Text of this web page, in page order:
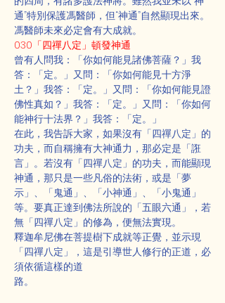
通”特別保護馮醫師，但“神通”自然顯現出來。
馮醫師未來必定會有大成就。
030「四禪八定」頓發神通
曾有人問我：「你如何能見諸佛菩薩？」我
答：「定。」又問：「你如何能見十方淨
土？」我答：「定。」又問：「你如何能見證
佛性真如？」我答：「定。」又問：「你如何
能神行十法界？」我答：「定。」
在此，我告訴大家，如果沒有「四禪八定」的
功夫，而自稱擁有大神通力，那必定是「誑
言」。若沒有「四禪八定」的功夫，而能顯現
神通，那只是一些凡俗的法術，或是「夢
示」、「鬼通」、「小神通」、「小鬼通」
等。要真正達到佛法所說的「五眼六通」，若
無「四禪八定」的修為，便無法實現。
釋迦牟尼佛在菩提樹下成就等正覺，並示現
「四禪八定」，這是引導世人修行的正道，必
須依循這樣的道
路。